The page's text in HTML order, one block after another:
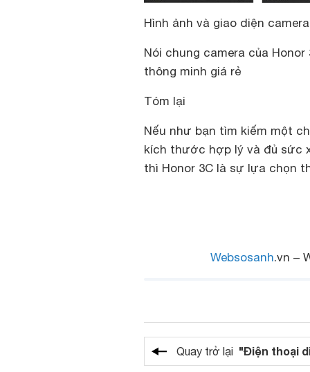
Hình ảnh và giao diện camera
Nói chung camera của
thông minh giá rẻ
Tóm lại
Nếu như bạn tìm kiếm một
kích thước hợp lý và đủ sức
thì Honor 3C là sự lựa chọn
Websosanh.vn –
Quay trở lại "Điện thoại